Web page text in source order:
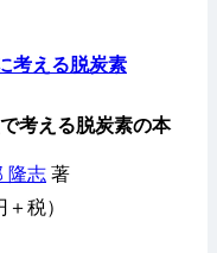
考える脱炭素
考える脱炭素の本
隆志 著
税）